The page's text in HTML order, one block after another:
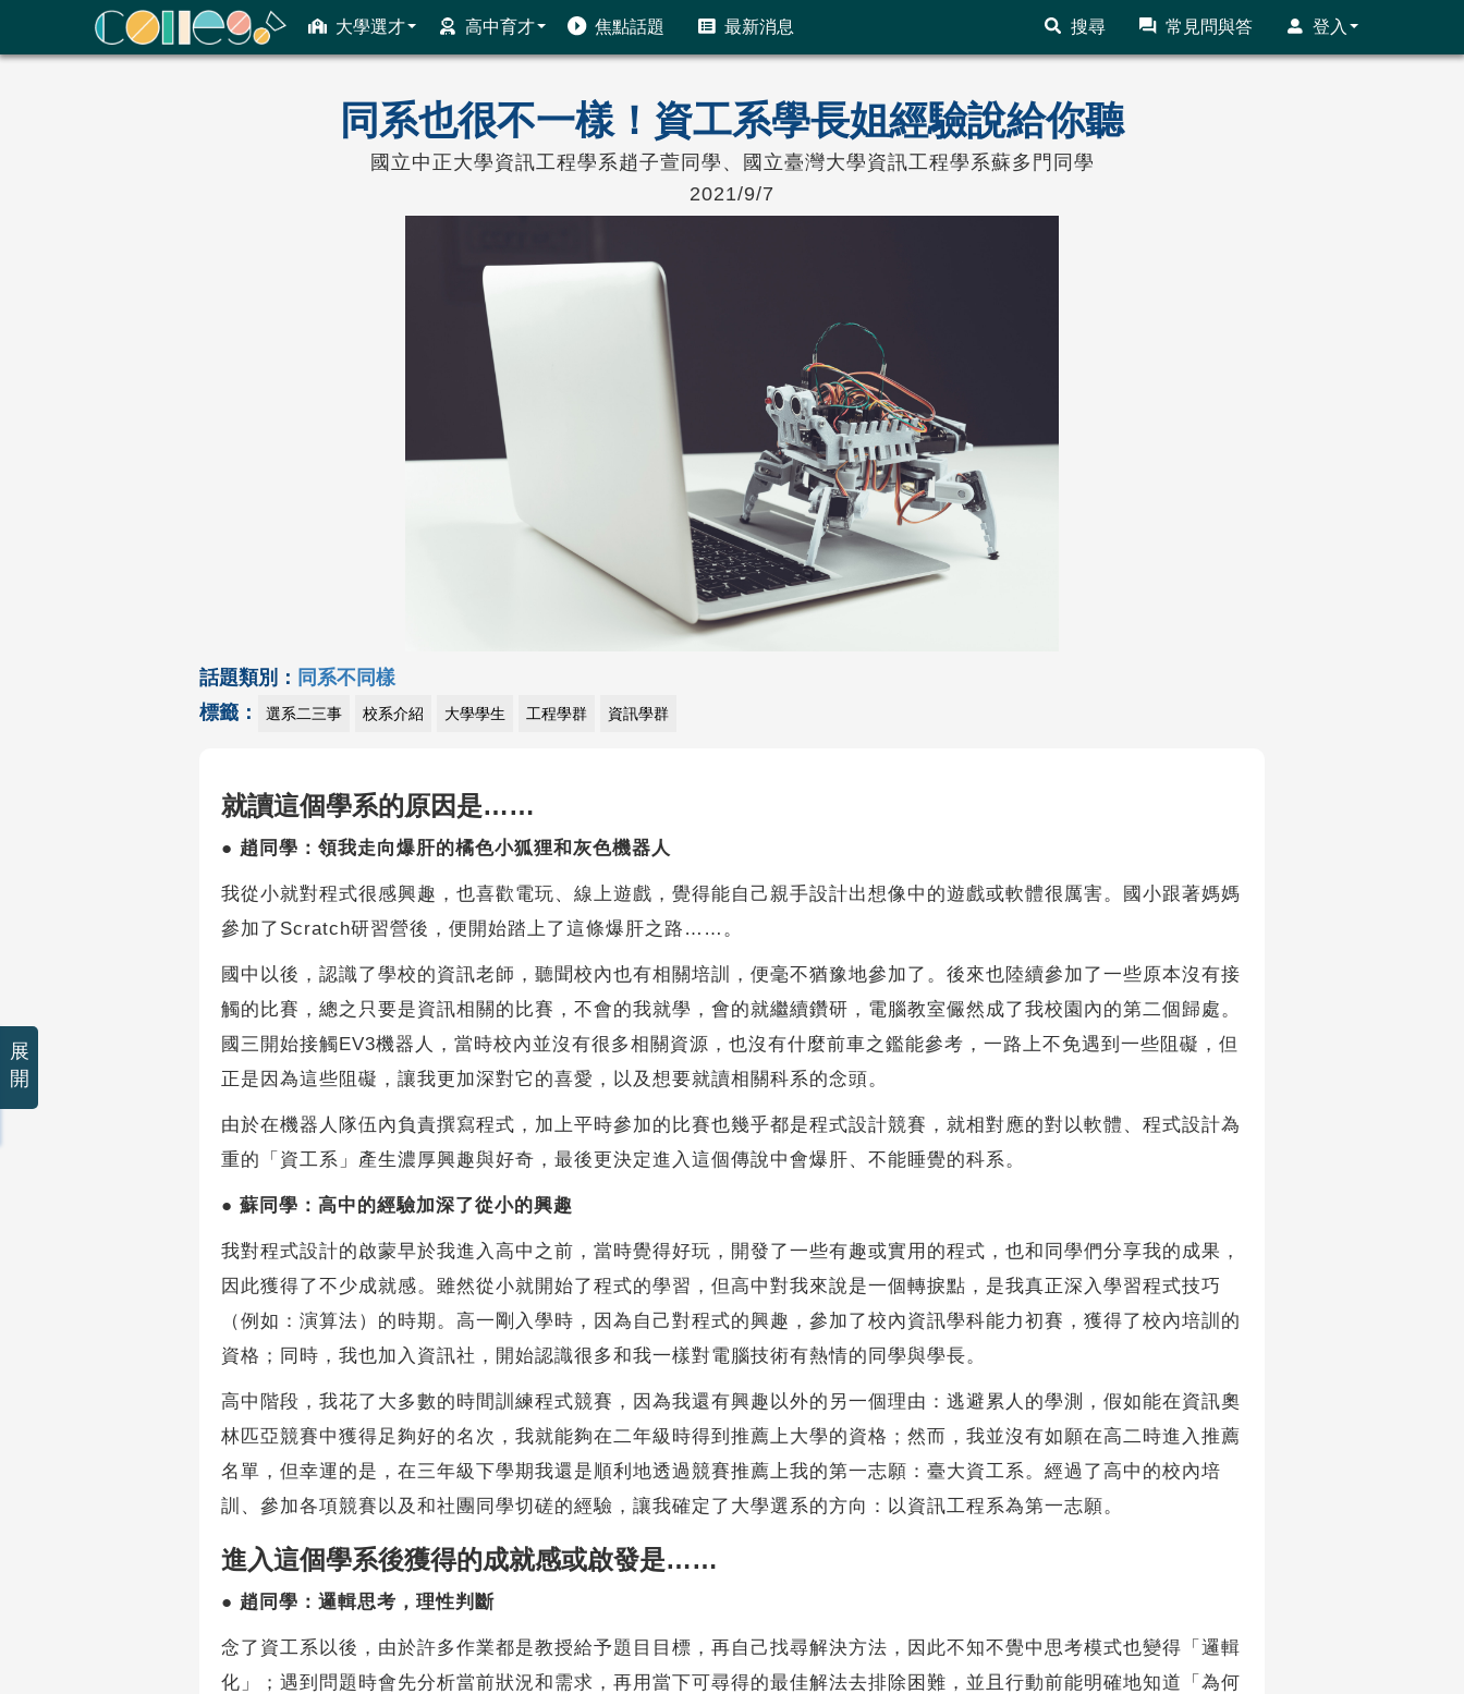
大學選才 高中育才 焦點話題 最新消息 搜尋 常見問與答 登入
ColleGo! 大學選才與高中育才輔助系統
同系也很不一樣！資工系學長姐經驗說給你聽
國立中正大學資訊工程學系趙子萱同學、國立臺灣大學資訊工程學系蘇多門同學
2021/9/7
話題類別： 同系不同樣
標籤：
選系二三事 校系介紹 大學學生 工程學群 資訊學群
就讀這個學系的原因是……
● 趙同學：領我走向爆肝的橘色小狐狸和灰色機器人
我從小就對程式很感興趣，也喜歡電玩、線上遊戲，覺得能自己親手設計出想像中的遊戲或軟體很厲害。國小跟著媽媽
參加了Scratch研習營後，便開始踏上了這條爆肝之路……。
國中以後，認識了學校的資訊老師，聽聞校內也有相關培訓，便毫不猶豫地參加了。後來也陸續參加了一些原本沒有接
觸的比賽，總之只要是資訊相關的比賽，不會的我就學，會的就繼續鑽研，電腦教室儼然成了我校園內的第二個歸處。
國三開始接觸EV3機器人，當時校內並沒有很多相關資源，也沒有什麼前車之鑑能參考，一路上不免遇到一些阻礙，但
正是因為這些阻礙，讓我更加深對它的喜愛，以及想要就讀相關科系的念頭。
由於在機器人隊伍內負責撰寫程式，加上平時參加的比賽也幾乎都是程式設計競賽，就相對應的對以軟體、程式設計為
重的「資工系」產生濃厚興趣與好奇，最後更決定進入這個傳說中會爆肝、不能睡覺的科系。
● 蘇同學：高中的經驗加深了從小的興趣
我對程式設計的啟蒙早於我進入高中之前，當時覺得好玩，開發了一些有趣或實用的程式，也和同學們分享我的成果，
因此獲得了不少成就感。雖然從小就開始了程式的學習，但高中對我來說是一個轉捩點，是我真正深入學習程式技巧
（例如：演算法）的時期。高一剛入學時，因為自己對程式的興趣，參加了校內資訊學科能力初賽，獲得了校內培訓的
資格；同時，我也加入資訊社，開始認識很多和我一樣對電腦技術有熱情的同學與學長。
高中階段，我花了大多數的時間訓練程式競賽，因為我還有興趣以外的另一個理由：逃避累人的學測，假如能在資訊奧
林匹亞競賽中獲得足夠好的名次，我就能夠在二年級時得到推薦上大學的資格；然而，我並沒有如願在高二時進入推薦
名單，但幸運的是，在三年級下學期我還是順利地透過競賽推薦上我的第一志願：臺大資工系。經過了高中的校內培
訓、參加各項競賽以及和社團同學切磋的經驗，讓我確定了大學選系的方向：以資訊工程系為第一志願。
進入這個學系後獲得的成就感或啟發是……
● 趙同學：邏輯思考，理性判斷
念了資工系以後，由於許多作業都是教授給予題目目標，再自己找尋解決方法，因此不知不覺中思考模式也變得「邏輯
化」；遇到問題時會先分析當前狀況和需求，再用當下可尋得的最佳解法去排除困難，並且行動前能明確地知道「為何
展
開